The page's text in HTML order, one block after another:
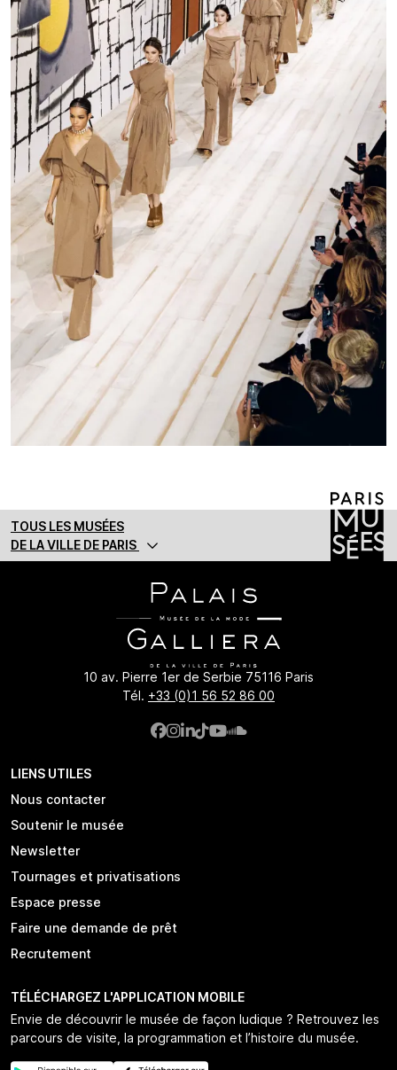
TOUS LES MUSÉES
DE LA VILLE DE PARIS
10 av. Pierre 1er de Serbie 75116 Paris
Tél. +33 (0)1 56 52 86 00
LIENS UTILES
Nous contacter
Soutenir le musée
Newsletter
Tournages et privatisations
Espace presse
Faire une demande de prêt
Recrutement
TÉLÉCHARGEZ L'APPLICATION MOBILE
Envie de découvrir le musée de façon ludique ? Retrouvez les
parcours de visite, la programmation et l’histoire du musée.